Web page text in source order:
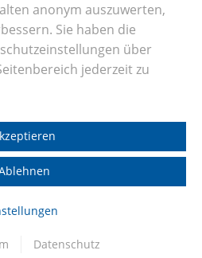
Schule Herrenberg
Einstellungen
anonym auszuwerten,
Sie haben die
über
jederzeit zu
Datenschutz